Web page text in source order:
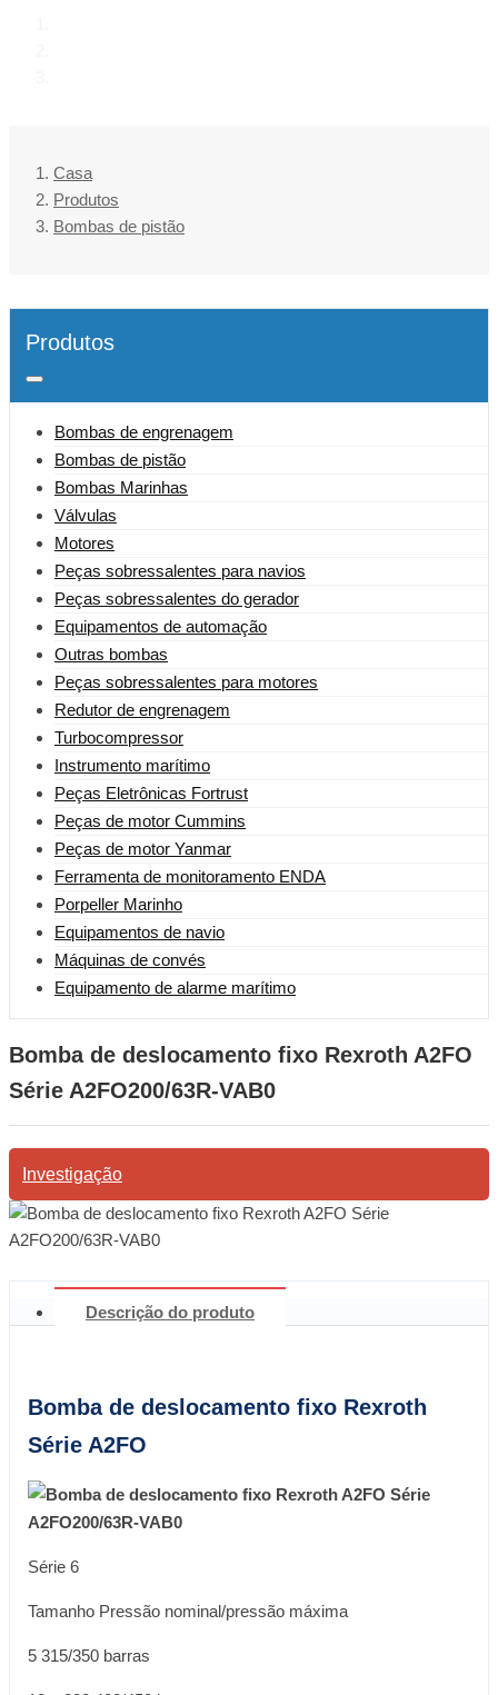
Casa
Produtos
Bombas de pistão
Produtos
Bombas de engrenagem
Bombas de pistão
Bombas Marinhas
Válvulas
Motores
Peças sobressalentes para navios
Peças sobressalentes do gerador
Equipamentos de automação
Outras bombas
Peças sobressalentes para motores
Redutor de engrenagem
Turbocompressor
Instrumento marítimo
Peças Eletrônicas Fortrust
Peças de motor Cummins
Peças de motor Yanmar
Ferramenta de monitoramento ENDA
Porpeller Marinho
Equipamentos de navio
Máquinas de convés
Equipamento de alarme marítimo
Bomba de deslocamento fixo Rexroth A2FO
Série A2FO200/63R-VAB0
Investigação
Descrição do produto
Bomba de deslocamento fixo Rexroth
Série A2FO
Série 6
Tamanho Pressão nominal/pressão máxima
5 315/350 barras